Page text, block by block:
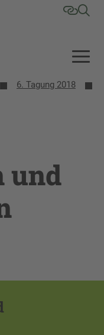
6. Tagung 2018
und